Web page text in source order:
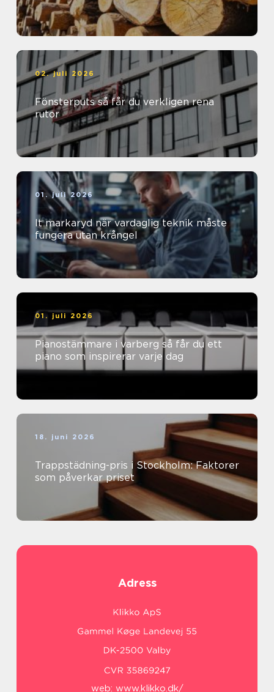
02. juli 2026
Fönsterputs så får du verkligen rena
rutor
01. juli 2026
It markaryd när vardaglig teknik måste
fungera utan krångel
01. juli 2026
Pianostämmare i varberg så får du ett
piano som inspirerar varje dag
18. juni 2026
Trappstädning-pris i Stockholm: Faktorer
som påverkar priset
Adress
web: www.klikko.dk/